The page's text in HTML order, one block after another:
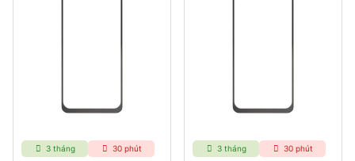
3 tháng 30 phút 3 tháng 30 phút